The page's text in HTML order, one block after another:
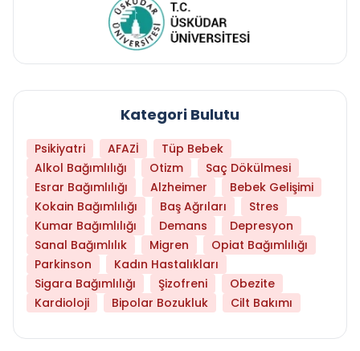
Kategori Bulutu
Psikiyatri AFAZİ
Tüp Bebek
Alkol Bağımlılığı
Otizm
Saç Dökülmesi
Esrar Bağımlılığı
Alzheimer
Bebek Gelişimi
Kokain Bağımlılığı
Baş Ağrıları
Stres
Kumar Bağımlılığı
Demans
Depresyon
Sanal Bağımlılık
Migren
Opiat Bağımlılığı
Parkinson
Kadın Hastalıkları
Sigara Bağımlılığı
Şizofreni
Obezite
Kardioloji
Bipolar Bozukluk Cilt Bakımı